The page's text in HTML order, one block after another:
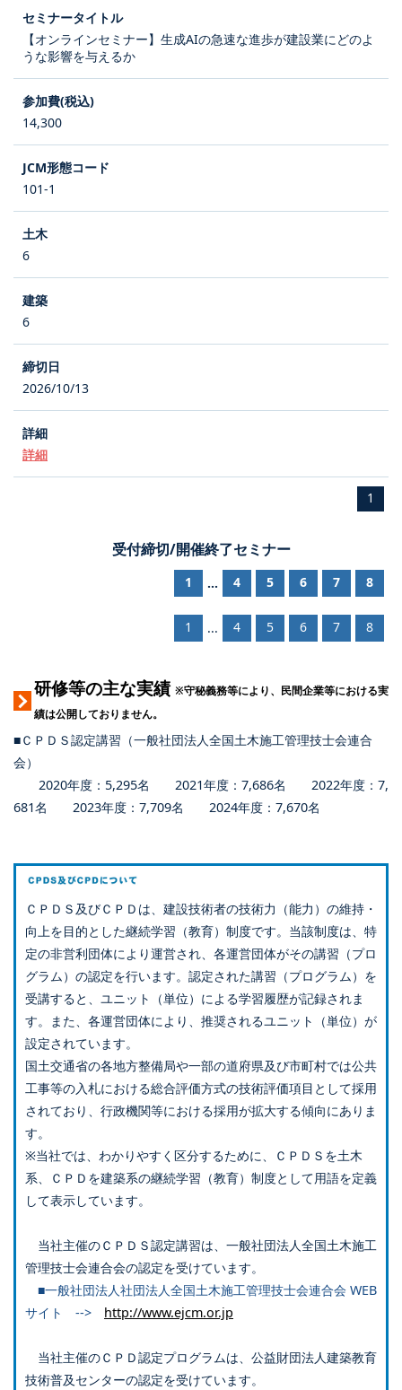
【オンラインセミナー】生成AIの急速な進歩が建設業にどのよ
うな影響を与えるか
14,300
101-1
6
6
2026/10/13
詳細
1
受付締切/開催終了セミナー
1 ... 4 5 6 7 8
1 ... 4 5 6 7 8
研修等の主な実績 ※守秘義務等により、民間企業等における実
績は公開しておりません。
■ＣＰＤＳ認定講習（一般社団法人全国土木施工管理技士会連合
会）
2020年度：5,295名 2021年度：7,686名 2022年度：7,
681名 2023年度：7,709名 2024年度：7,670名
ＣＰＤＳ及びＣＰＤは、建設技術者の技術力（能力）の維持・
向上を目的とした継続学習（教育）制度です。当該制度は、特
定の非営利団体により運営され、各運営団体がその講習（プロ
グラム）の認定を行います。認定された講習（プログラム）を
受講すると、ユニット（単位）による学習履歴が記録されま
す。また、各運営団体により、推奨されるユニット（単位）が
設定されています。
国土交通省の各地方整備局や一部の道府県及び市町村では公共
工事等の入札における総合評価方式の技術評価項目として採用
されており、行政機関等における採用が拡大する傾向にありま
す。
※当社では、わかりやすく区分するために、ＣＰＤＳを土木
系、ＣＰＤを建築系の継続学習（教育）制度として用語を定義
して表示しています。
当社主催のＣＰＤＳ認定講習は、一般社団法人全国土木施工
管理技士会連合会の認定を受けています。
■一般社団法人社団法人全国土木施工管理技士会連合会 WEB
サイト --> http://www.ejcm.or.jp
当社主催のＣＰＤ認定プログラムは、公益財団法人建築教育
技術普及センターの認定を受けています。